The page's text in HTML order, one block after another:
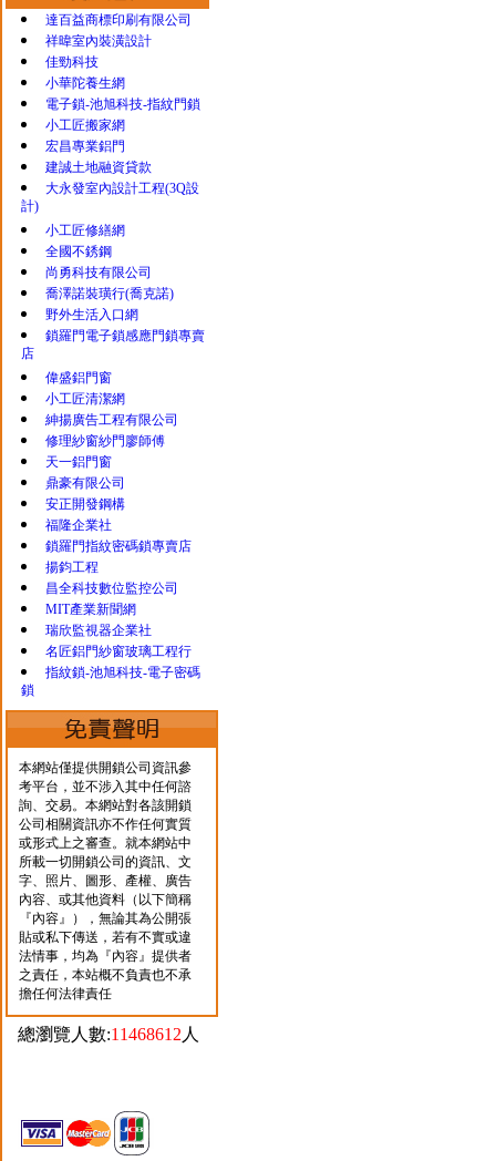
達百益商標印刷有限公司
祥暐室內裝潢設計
佳勁科技
小華陀養生網
電子鎖-池旭科技-指紋門鎖
小工匠搬家網
宏昌專業鋁門
建誠土地融資貸款
大永發室內設計工程(3Q設
計)
小工匠修繕網
全國不銹鋼
尚勇科技有限公司
喬澤諾裝璜行(喬克諾)
野外生活入口網
鎖羅門電子鎖感應門鎖專賣
店
偉盛鋁門窗
小工匠清潔網
紳揚廣告工程有限公司
修理紗窗紗門廖師傅
天一鋁門窗
鼎豪有限公司
安正開發鋼構
福隆企業社
鎖羅門指紋密碼鎖專賣店
揚鈞工程
昌全科技數位監控公司
MIT產業新聞網
瑞欣監視器企業社
名匠鋁門紗窗玻璃工程行
指紋鎖-池旭科技-電子密碼
鎖
本網站僅提供開鎖公司資訊參
考平台，並不涉入其中任何諮
詢、交易。本網站對各該開鎖
公司相關資訊亦不作任何實質
或形式上之審查。就本網站中
所載一切開鎖公司的資訊、文
字、照片、圖形、產權、廣告
內容、或其他資料（以下簡稱
『內容』），無論其為公開張
貼或私下傳送，若有不實或違
法情事，均為『內容』提供者
之責任，本站概不負責也不承
擔任何法律責任
總瀏覽人數:11468612 人